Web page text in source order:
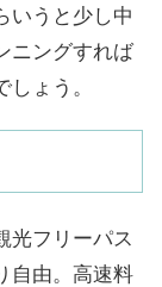
いうと少し中
ニングすれば
ょう。
光フリーパス
自由。高速料